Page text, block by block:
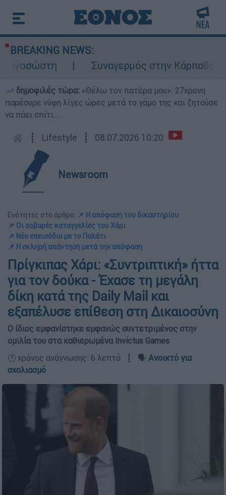
BREAKING NEWS:
Συναγερμός στην Κάρπαθο:
δημοφιλές τώρα: «Θέλω τον πατέρα μου»: 27χρονη
παρέσυρε νύφη λίγες ώρες μετά το γάμο της και ζητούσε
να πάει σπίτι...
┋ Lifestyle ┋ 08.07.2026 10:20
Newsroom
Ενότητες στο άρθρο: 📌 Η απόφαση του δικαστηρίου
📌 Οι σοβαρές καταγγελίες του Χάρι
📌 Νέο επεισόδιο με το Παλάτι
📌 Η σκληρή απάντηση μετά την απόφαση
Πρίγκιπας Χάρι: «Συντριπτική» ήττα
για τον δούκα - Έχασε τη μεγάλη
δίκη κατά της Daily Mail και
εξαπέλυσε επίθεση στη Δικαιοσύνη
Ο ίδιος εμφανίστηκε εμφανώς συντετριμένος στην
ομιλία του στα καθιερωμένα Invictus Games
🕛 χρόνος ανάγνωσης: 6 λεπτά ┋ 🗣️ Ανοικτό για
σχολιασμό